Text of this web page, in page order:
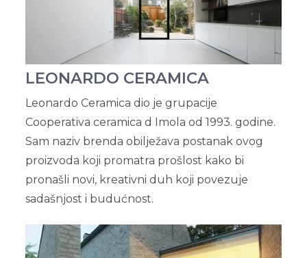
LEONARDO CERAMICA
Leonardo Ceramica dio je grupacije
Cooperativa ceramica d Imola od 1993. godine.
Sam naziv brenda obilježava postanak ovog
proizvoda koji promatra prošlost kako bi
pronašli novi, kreativni duh koji povezuje
sadašnjost i budućnost.